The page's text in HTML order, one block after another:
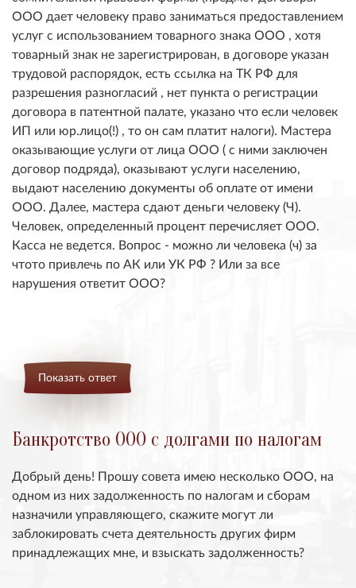
ООО дает человеку право заниматься предоставлением
услуг с использованием товарного знака ООО , хотя
товарный знак не зарегистрирован, в договоре указан
трудовой распорядок, есть ссылка на ТК РФ для
разрешения разногласий , нет пункта о регистрации
договора в патентной палате, указано что если человек
ИП или юр.лицо(!) , то он сам платит налоги). Мастера
оказывающие услуги от лица ООО ( с ними заключен
договор подряда), оказывают услуги населению,
выдают населению документы об оплате от имени
ООО. Далее, мастера сдают деньги человеку (Ч).
Человек, определенный процент перечисляет ООО.
Касса не ведется. Вопрос - можно ли человека (ч) за
чтото привлечь по АК или УК РФ ? Или за все
нарушения ответит ООО?
Показать ответ
Банкротство ООО с долгами по налогам
Добрый день! Прошу совета имею несколько ООО, на
одном из них задолженность по налогам и сборам
назначили управляющего, скажите могут ли
заблокировать счета деятельность других фирм
принадлежащих мне, и взыскать задолженность?